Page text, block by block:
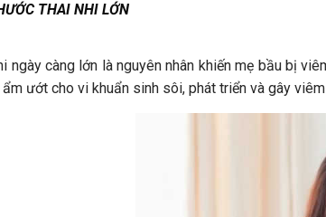
THAI NHI LỚN
ngày càng lớn là nguyên nhân khiến mẹ bầu bị
ướt cho vi khuẩn sinh sôi, phát triển và gây viêm